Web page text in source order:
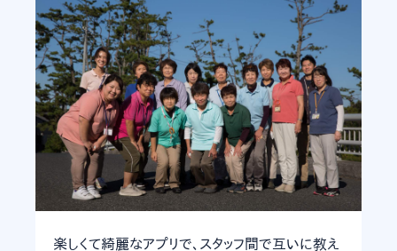
楽しくて綺麗なアプリで、スタッフ間で互いに教え